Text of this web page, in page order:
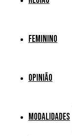
Feminino
Opinião
Modalidades